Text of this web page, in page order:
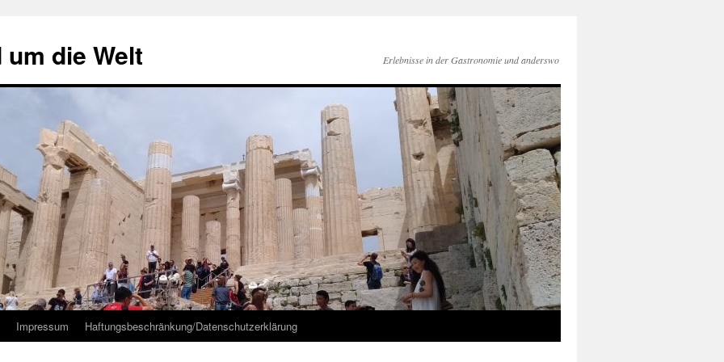
die Welt Erlebnisse in der Gastronomie und anderswo
Impressum Haftungsbeschränkung/Datenschutzerklärung